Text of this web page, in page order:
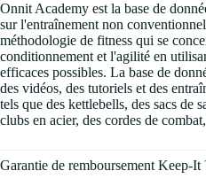
Onnit Academy est la base de
sur l'entraînement non
méthodologie de fitness qui se
conditionnement et l'agilité en
efficaces possibles. La base de
des vidéos, des tutoriels et des
tels que des kettlebells, des sacs de
clubs en acier, des cordes de
Garantie de remboursement Keep-